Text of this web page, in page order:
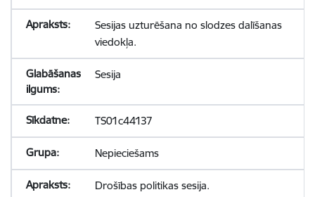
Sesijas uzturēšana no slodzes dalīšanas
viedokļa.
Sesija
TS01c44137
Nepieciešams
Drošības politikas sesija.